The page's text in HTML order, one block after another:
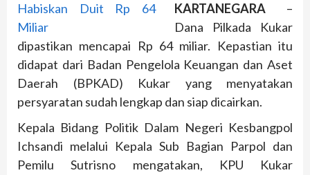
KARTANEGARA –
Dana Pilkada Kukar
dipastikan mencapai Rp 64 miliar. Kepastian itu
didapat dari Badan Pengelola Keuangan dan Aset
Daerah (BPKAD) Kukar yang menyatakan
persyaratan sudah lengkap dan siap dicairkan.
Kepala Bidang Politik Dalam Negeri Kesbangpol
Ichsandi melalui Kepala Sub Bagian Parpol dan
Pemilu Sutrisno mengatakan, KPU Kukar